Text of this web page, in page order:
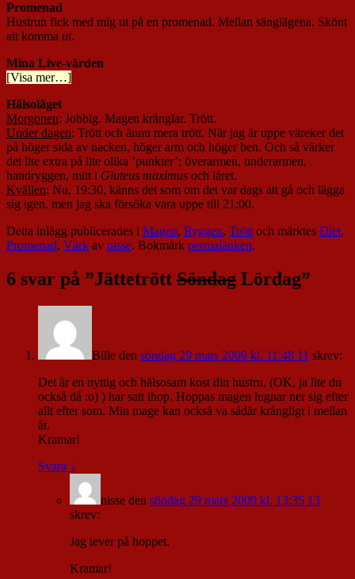
Promenad
Hustrun fick med mig ut på en promenad. Mellan sänglägena. Skönt
att komma ut.
Mina Live-värden
[Visa mer…]
Hälsoläget
Morgonen: Jobbig. Magen krånglar. Trött.
Under dagen: Trött och ännu mera trött. När jag är uppe väreker det
på höger sida av nacken, höger arm och höger ben. Och så värker
det lite extra på lite olika ’punkter’; överarmen, underarmen,
handryggen, mitt i Gluteus maximus och låret.
Kvällen: Nu, 19:30, känns det som om det var dags att gå och lägga
sig igen. men jag ska försöka vara uppe till 21:00.
Detta inlägg publicerades i Magen, Ryggen, Tröttoch märktes Diet,
Promenad, Värk av nisse. Bokmärk permalänken.
6 svar på ”Jättetrött Söndag Lördag”
Bille den söndag 29 mars 2009 kl. 11:48 11 skrev:
Det är en nyttig och hälsosam kost din hustru, (OK, ja lite du
också då :o) ) har satt ihop. Hoppas magen lugnar ner sig efter
allt efter som. Min mage kan också va sådär krångligt i mellan
åt.
Kramar!
Svara ↓
nisse den söndag 29 mars 2009 kl. 13:35 13
skrev:
Jag lever på hoppet.
Kramar!